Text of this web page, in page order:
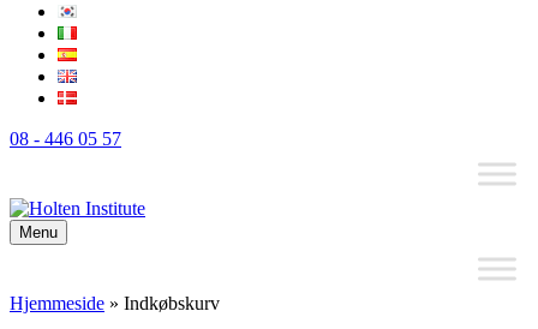
08 - 446 05 57
Menu
Hjemmeside » Indkøbskurv